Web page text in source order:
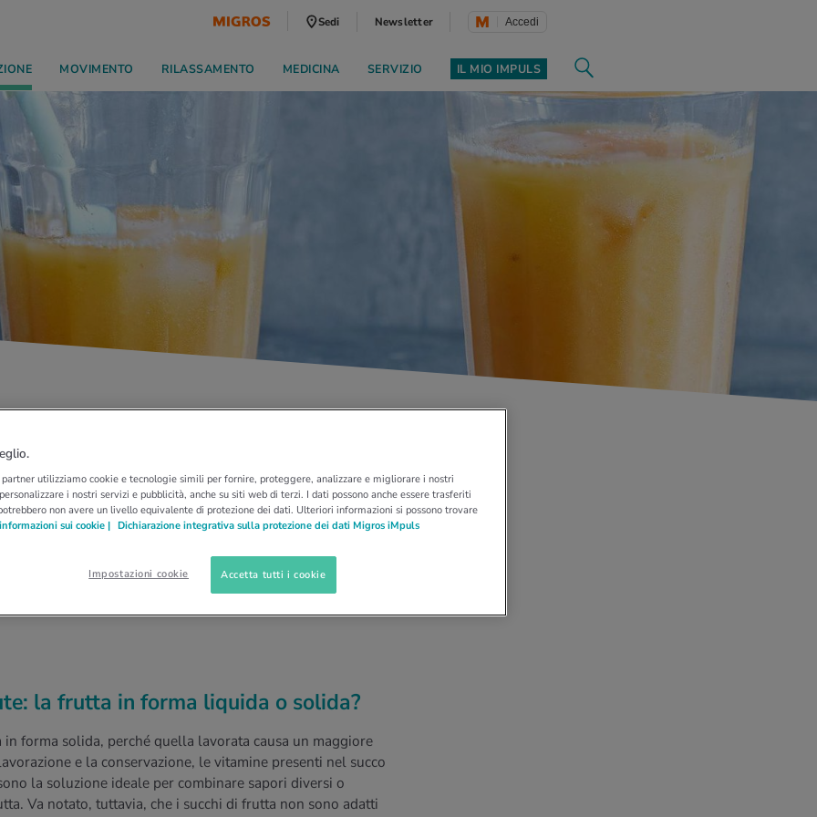
Sedi Newsletter Accedi
MOVIMENTO RILASSAMENTO MEDICINA SERVIZIO IL MIO IMPULS
smoothie e succhi:
attenzione
o i succhi, sono molto popolari. Ma sono
Abbiamo chiesto a Marianne Botta di
la frutta in forma liquida o solida?
forma solida, perché quella lavorata causa un maggiore
e la conservazione, le vitamine presenti nel succo
la soluzione ideale per combinare sapori diversi o
Va notato, tuttavia, che i succhi di frutta non sono adatti
utilizziamo cookie e tecnologie simili per fornire, proteggere, analizzare e migliorare i nostri
i nostri servizi e pubblicità, anche su siti web di terzi. I dati possono anche essere trasferiti
non avere un livello equivalente di protezione dei dati. Ulteriori informazioni si possono trovare
informazioni sui cookie | Dichiarazione integrativa sulla protezione dei dati Migros iMpuls
Impostazioni cookie Accetta tutti i cookie